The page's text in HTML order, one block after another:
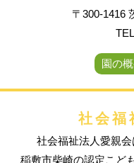
〒300-1416
園の
社会福
社会福祉法人愛親
稲敷市柴崎の認定こど